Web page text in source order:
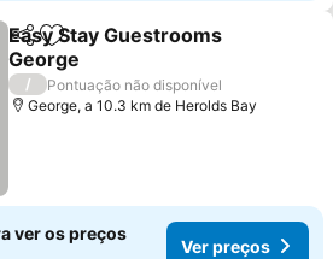
PartilharAdicionar aos favoritos
Easy Stay Guestrooms
George
/
Pontuação não disponível
George, a 10.3 km de Herolds Bay
ver os preços
Ver preços